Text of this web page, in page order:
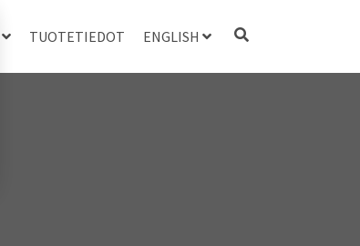
TUOTETIEDOT ENGLISH